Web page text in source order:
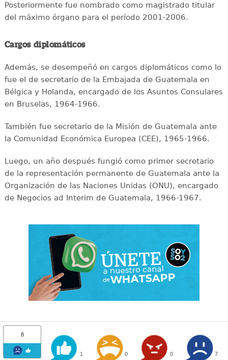
Posteriormente fue nombrado como magistrado titular
del máximo órgano para el período 2001-2006.
Cargos diplomáticos
Además, se desempeñó en cargos diplomáticos como lo
fue el de secretario de la Embajada de Guatemala en
Bélgica y Holanda, encargado de los Asuntos Consulares
en Bruselas, 1964-1966.
También fue secretario de la Misión de Guatemala ante
la Comunidad Económica Europea (CEE), 1965-1966.
Luego, un año después fungió como primer secretario
de la representación permanente de Guatemala ante la
Organización de las Naciones Unidas (ONU), encargado
de Negocios ad Interim de Guatemala, 1966-1967.
8
1 0 0 7